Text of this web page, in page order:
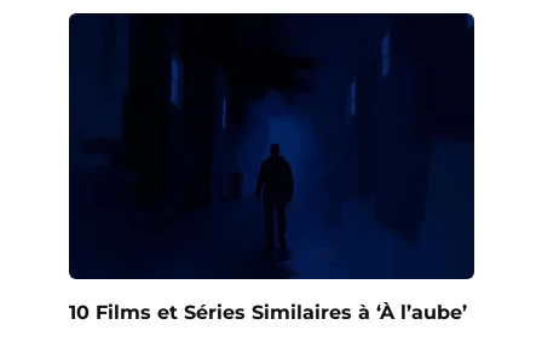
10 Films et Séries Similaires à ‘À l’aube’